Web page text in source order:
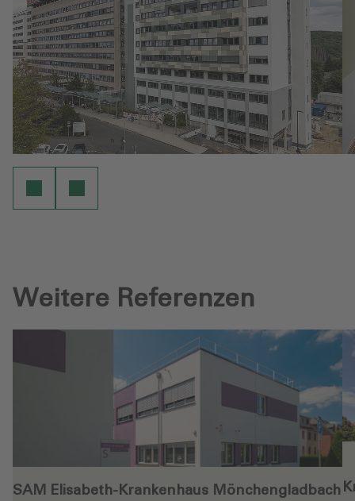
Weitere Referenzen
SAM Elisabeth-Krankenhaus Mönchengladbach‎